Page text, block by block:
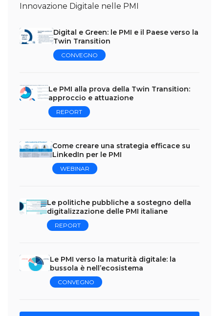
Innovazione Digitale nelle PMI
Digital e Green: le PMI e il Paese verso la
Twin Transition
CONVEGNO
Le PMI alla prova della Twin Transition:
approccio e attuazione
REPORT
Come creare una strategia efficace su
LinkedIn per le PMI
WEBINAR
Le politiche pubbliche a sostegno della
digitalizzazione delle PMI italiane
REPORT
Le PMI verso la maturità digitale: la
bussola è nell’ecosistema
CONVEGNO